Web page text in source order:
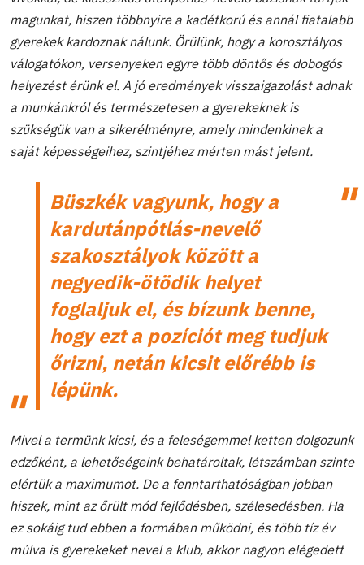
magunkat, hiszen többnyire a kadétkorú és annál fiatalabb
gyerekek kardoznak nálunk. Örülünk, hogy a korosztályos
válogatókon, versenyeken egyre több döntős és dobogós
helyezést érünk el. A jó eredmények visszaigazolást adnak
a munkánkról és természetesen a gyerekeknek is
szükségük van a sikerélményre, amely mindenkinek a
saját képességeihez, szintjéhez mérten mást jelent.
Büszkék vagyunk, hogy a
kardutánpótlás-nevelő
szakosztályok között a
negyedik-ötödik helyet
foglaljuk el, és bízunk benne,
hogy ezt a pozíciót meg tudjuk
őrizni, netán kicsit előrébb is
lépünk.
Mivel a termünk kicsi, és a feleségemmel ketten dolgozunk
edzőként, a lehetőségeink behatároltak, létszámban szinte
elértük a maximumot. De a fenntarthatóságban jobban
hiszek, mint az őrült mód fejlődésben, szélesedésben. Ha
ez sokáig tud ebben a formában működni, és több tíz év
múlva is gyerekeket nevel a klub, akkor nagyon elégedett